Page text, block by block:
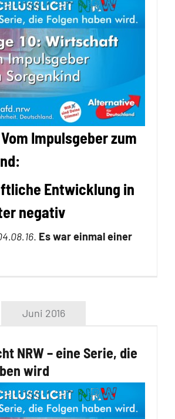
Impulsgeber zum
Entwicklung in
negativ
. Es war einmal einer
Juni 2016
NRW – eine Serie, die
wird